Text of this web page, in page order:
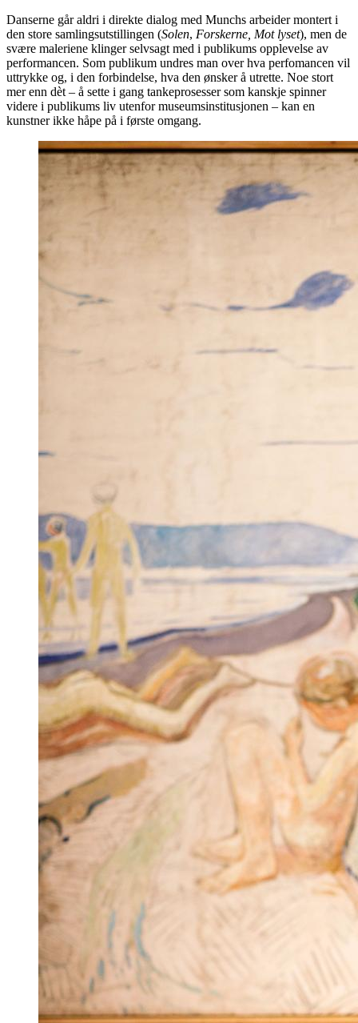
Danserne går aldri i direkte dialog med Munchs arbeider montert i
den store samlingsutstillingen (Solen, Forskerne, Mot lyset), men de
svære maleriene klinger selvsagt med i publikums opplevelse av
performancen. Som publikum undres man over hva perfomancen vil
uttrykke og, i den forbindelse, hva den ønsker å utrette. Noe stort
mer enn dèt – å sette i gang tankeprosesser som kanskje spinner
videre i publikums liv utenfor museumsinstitusjonen – kan en
kunstner ikke håpe på i første omgang.